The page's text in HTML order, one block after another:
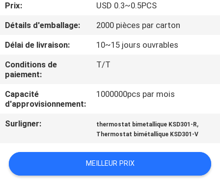
NOUS
VISITE
D'USINE
CONTRÔLE
DE
LA
CONTACT
Prix:
USD 0.3~0.5PCS
Détails d'emballage:
2000 pièces par carton
Délai de livraison:
10~15 jours ouvrables
Conditions de
paiement:
T/T
Capacité
d'approvisionnement:
1000000pcs par mois
Surligner: thermostat bimetallique KSD301-R,
Thermostat bimétallique KSD301-V
MEILLEUR PRIX